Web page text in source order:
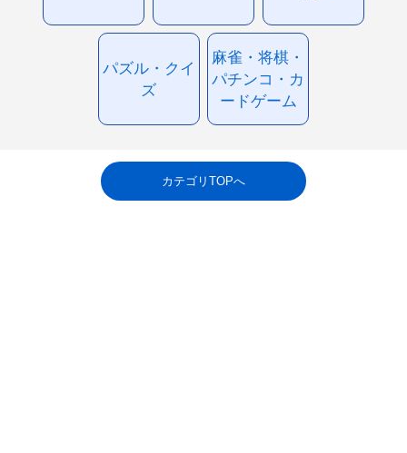
パズル・クイ
ズ
麻雀・将棋・
パチンコ・カ
ードゲーム
カテゴリTOPへ